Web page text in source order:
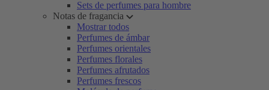
Sets de perfumes para hombre
Notas de fragancia
Mostrar todos
Perfumes de ámbar
Perfumes orientales
Perfumes florales
Perfumes afrutados
Perfumes frescos